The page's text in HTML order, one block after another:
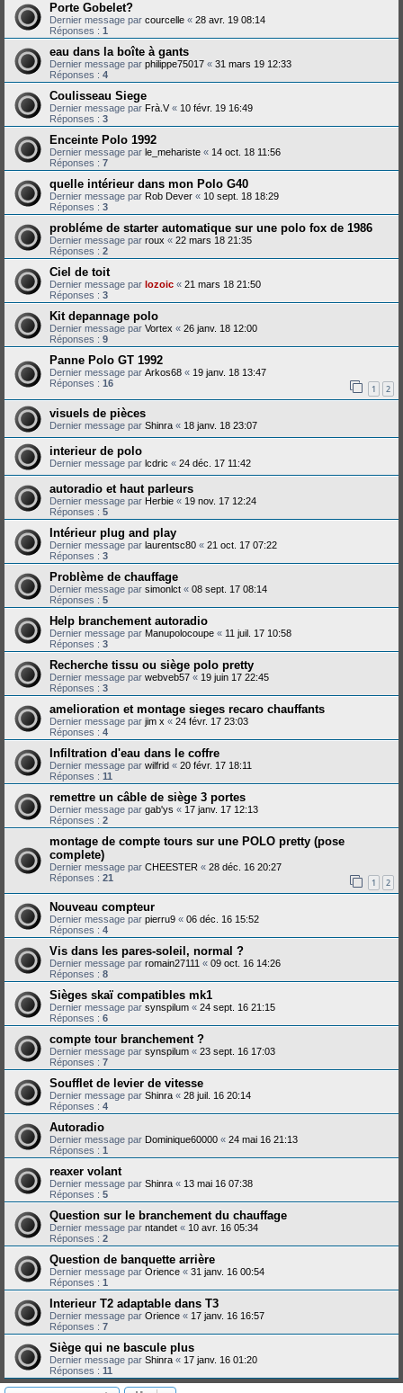
Porte Gobelet?
Dernier message par courcelle « 28 avr. 19 08:14
Réponses : 1
eau dans la boîte à gants
Dernier message par philippe75017 « 31 mars 19 12:33
Réponses : 4
Coulisseau Siege
Dernier message par Frà.V« 10 févr. 19 16:49
Réponses : 3
Enceinte Polo 1992
Dernier message par le_mehariste « 14 oct. 18 11:56
Réponses : 7
quelle intérieur dans mon Polo G40
Dernier message par Rob Dever « 10 sept. 18 18:29
Réponses : 3
probléme de starter automatique sur une polo fox de 1986
Dernier message par roux « 22 mars 18 21:35
Réponses : 2
Ciel de toit
Dernier message par lozoic « 21 mars 18 21:50
Réponses : 3
Kit depannage polo
Dernier message par Vortex « 26 janv. 18 12:00
Réponses : 9
Panne Polo GT 1992
Dernier message par Arkos68 « 19 janv. 18 13:47
Réponses : 16 1 2
visuels de pièces
Dernier message par Shinra « 18 janv. 18 23:07
interieur de polo
Dernier message par lcdric « 24 déc. 17 11:42
autoradio et haut parleurs
Dernier message par Herbie « 19 nov. 17 12:24
Réponses : 5
Intérieur plug and play
Dernier message par laurentsc80 « 21 oct. 17 07:22
Réponses : 3
Problème de chauffage
Dernier message par simonlct « 08 sept. 17 08:14
Réponses : 5
Help branchement autoradio
Dernier message par Manupolocoupe « 11 juil. 17 10:58
Réponses : 3
Recherche tissu ou siège polo pretty
Dernier message par webveb57 « 19 juin 17 22:45
Réponses : 3
amelioration et montage sieges recaro chauffants
Dernier message par jim x « 24 févr. 17 23:03
Réponses : 4
Infiltration d'eau dans le coffre
Dernier message par wilfrid « 20 févr. 17 18:11
Réponses : 11
remettre un câble de siège 3 portes
Dernier message par gab'ys « 17 janv. 17 12:13
Réponses : 2
montage de compte tours sur une POLO pretty (pose
complete)
Dernier message par CHEESTER « 28 déc. 16 20:27
Réponses : 21 1 2
Nouveau compteur
Dernier message par pierru9 « 06 déc. 16 15:52
Réponses : 4
Vis dans les pares-soleil, normal ?
Dernier message par romain27111 « 09 oct. 16 14:26
Réponses : 8
Sièges skaï compatibles mk1
Dernier message par synspilum « 24 sept. 16 21:15
Réponses : 6
compte tour branchement ?
Dernier message par synspilum « 23 sept. 16 17:03
Réponses : 7
Soufflet de levier de vitesse
Dernier message par Shinra « 28 juil. 16 20:14
Réponses : 4
Autoradio
Dernier message par Dominique60000 « 24 mai 16 21:13
Réponses : 1
reaxer volant
Dernier message par Shinra « 13 mai 16 07:38
Réponses : 5
Question sur le branchement du chauffage
Dernier message par ntandet « 10 avr. 16 05:34
Réponses : 2
Question de banquette arrière
Dernier message par Orience « 31 janv. 16 00:54
Réponses : 1
Interieur T2 adaptable dans T3
Dernier message par Orience « 17 janv. 16 16:57
Réponses : 7
Siège qui ne bascule plus
Dernier message par Shinra « 17 janv. 16 01:20
Réponses : 11